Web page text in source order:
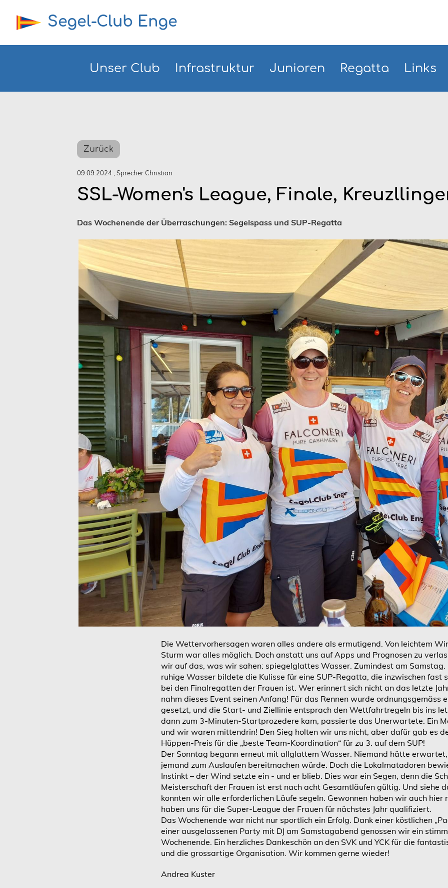
Segel-Club Enge
Unser Club Infrastruktur Junioren Regatta Links
Zurück
09.09.2024 , Sprecher Christian
SSL-Women's League, Finale,
Das Wochenende der Überraschungen: Segelspass und SUP-Regatta
Die Wettervorhersagen waren alles andere als ermutigend. Von leichtem
Sturm war alles möglich. Doch anstatt uns auf Apps und Prognosen zu
wir auf das, was wir sahen: spiegelglattes Wasser. Zumindest am Samstag.
ruhige Wasser bildete die Kulisse für eine SUP-Regatta, die inzwischen fast
bei den Finalregatten der Frauen ist. Wer erinnert sich nicht an das letzte
nahm dieses Event seinen Anfang! Für das Rennen wurde ordnungsgemäss
gesetzt, und die Start- und Ziellinie entsprach den Wettfahrtregeln bis ins
dann zum 3-Minuten-Startprozedere kam, passierte das Unerwartete: Ein
und wir waren mittendrin! Den Sieg holten wir uns nicht, aber dafür gab es
Hüppen-Preis für die „beste Team-Koordination“ für zu 3. auf dem SUP!
Der Sonntag begann erneut mit allglattem Wasser. Niemand hätte
jemand zum Auslaufen bereitmachen würde. Doch die Lokalmatadoren
Instinkt – der Wind setzte ein - und er blieb. Dies war ein Segen, denn die
Meisterschaft der Frauen ist erst nach acht Gesamtläufen gültig. Und siehe
konnten wir alle erforderlichen Läufe segeln. Gewonnen haben wir auch hier
haben uns für die Super-League der Frauen für nächstes Jahr qualifiziert.
Das Wochenende war nicht nur sportlich ein Erfolg. Dank einer köstlichen
einer ausgelassenen Party mit DJ am Samstagabend genossen wir ein
Wochenende. Ein herzliches Dankeschön an den SVK und YCK für die
und die grossartige Organisation. Wir kommen gerne wieder!
Andrea Kuster